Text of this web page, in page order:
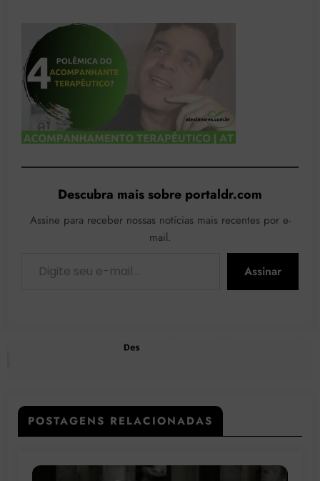
Descubra mais sobre portaldr.com
Assine para receber nossas notícias mais recentes por e-
mail.
Assinar
POSTAGENS RELACIONADAS